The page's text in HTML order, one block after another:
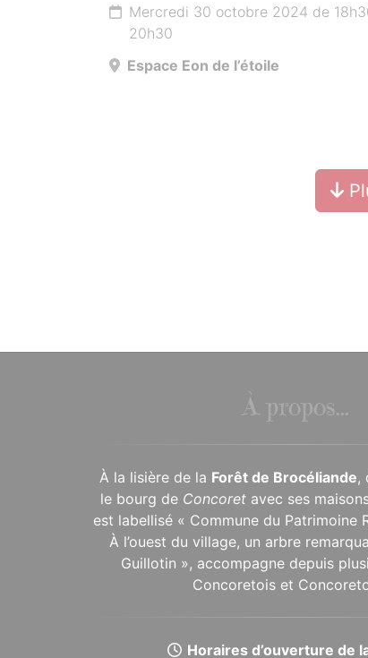
Mercredi 30 octobre 2024 de
20h30
Espace Eon de l’étoile
À propos...
À la lisière de la Forêt de Brocéliande,
le bourg de Concoret avec ses
est labellisé « Commune du Patrimoine
À l’ouest du village, un arbre
Guillotin », accompagne depuis
Concoretois et
Horaires d’ouverture de